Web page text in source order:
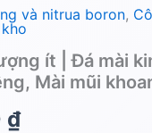
và nitrua boron,
ít | Đá mài
Mài mũi
₫